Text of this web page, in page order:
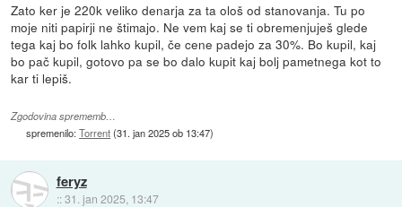
Zato ker je 220k veliko denarja za ta ološ od stanovanja. Tu po
moje niti papirji ne štimajo. Ne vem kaj se ti obremenjuješ glede
tega kaj bo folk lahko kupil, če cene padejo za 30%. Bo kupil, kaj
bo pač kupil, gotovo pa se bo dalo kupit kaj bolj pametnega kot to
kar ti lepiš.
Zgodovina sprememb…
spremenilo:Torrent(31. jan 2025 ob 13:47)
feryz
::31. jan 2025, 13:47